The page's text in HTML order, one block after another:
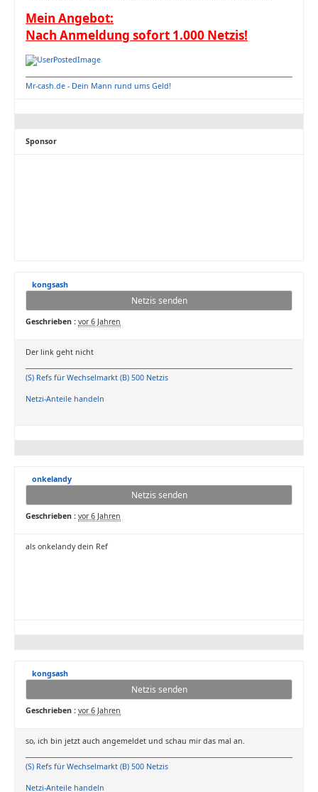
Mein Angebot:
Nach Anmeldung sofort 1.000 Netzis!
Mr-cash.de - Dein Mann rund ums Geld!
Sponsor
kongsash
Netzis senden
Geschrieben : vor 6 Jahren
Der link geht nicht
(S) Refs für Wechselmarkt (B) 500 Netzis
Netzi-Anteile handeln
onkelandy
Netzis senden
Geschrieben : vor 6 Jahren
als onkelandy dein Ref
kongsash
Netzis senden
Geschrieben : vor 6 Jahren
so, ich bin jetzt auch angemeldet und schau mir das mal an.
(S) Refs für Wechselmarkt (B) 500 Netzis
Netzi-Anteile handeln